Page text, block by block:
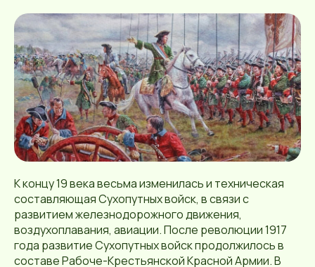
К концу 19 века весьма изменилась и техническая
составляющая Сухопутных войск, в связи с
развитием железнодорожного движения,
воздухоплавания, авиации. После революции 1917
года развитие Сухопутных войск продолжилось в
составе Рабоче-Крестьянской Красной Армии. В